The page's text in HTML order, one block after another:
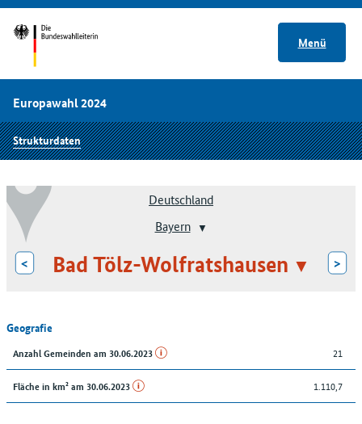
Menü
Europawahl 2024
Strukturdaten
Deutschland
Bayern
< Bad Tölz-Wolfratshausen >
Geografie
Anzahl Gemeinden am 30.06.2023 21
Fläche in km² am 30.06.2023 1.110,7